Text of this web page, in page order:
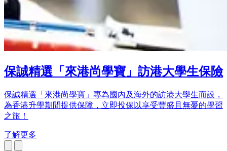
保誠精選「來港尚學寶」訪港大學生保險
保誠精選「來港尚學寶」專為國內及海外的訪港大學生而設，
為香港升學期間提供保障，立即投保以享受豐盛且無憂的學習
之旅！
了解更多